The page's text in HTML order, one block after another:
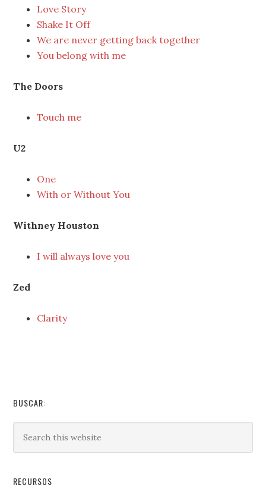
Love Story
Shake It Off
We are never getting back together
You belong with me
The Doors
Touch me
U2
One
With or Without You
Withney Houston
I will always love you
Zed
Clarity
BUSCAR:
RECURSOS